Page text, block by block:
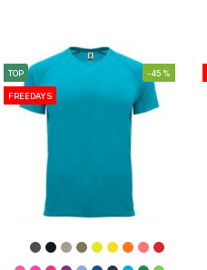
TOP
FREEDAYS
-45%